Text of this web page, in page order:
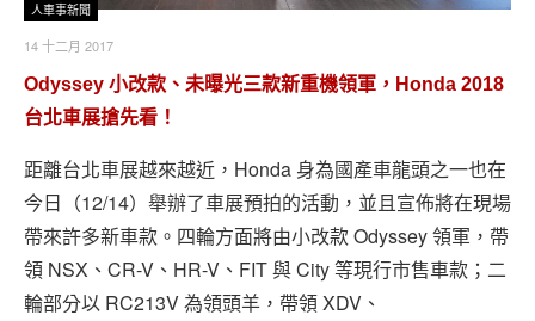
人車事新聞
14 十二月 2017
Odyssey 小改款、未曝光三款新重機領軍，Honda 2018
台北車展搶先看！
距離台北車展越來越近，Honda 身為國產車龍頭之一也在
今日（12/14）舉辦了車展預拍的活動，並且宣佈將在現場
帶來許多新車款。四輪方面將由小改款 Odyssey 領軍，帶
領 NSX、CR-V、HR-V、FIT 與 City 等現行市售車款；二
輪部分以 RC213V 為領頭羊，帶領 XDV、